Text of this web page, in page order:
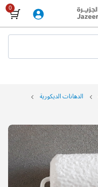
الدهانات الديكورية